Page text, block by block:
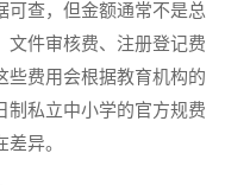
可查，但金额通常不是总
文件审核费、注册登记费
些费用会根据教育机构的
制私立中小学的官方规费
异。